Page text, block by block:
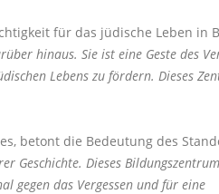
für das jüdische Leben in
hinaus. Sie ist eine Geste des
Lebens zu fördern. Dieses
betont die Bedeutung des
Geschichte. Dieses
gegen das Vergessen und für eine